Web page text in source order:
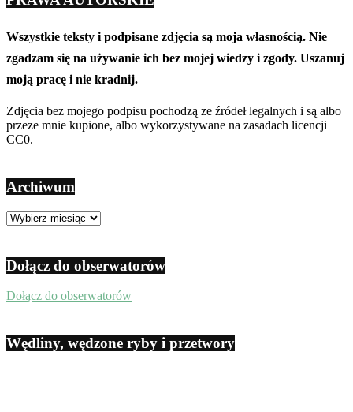
Wszystkie teksty i podpisane zdjęcia są moja własnością. Nie
zgadzam się na używanie ich bez mojej wiedzy i zgody. Uszanuj
moją pracę i nie kradnij.
Zdjęcia bez mojego podpisu pochodzą ze źródeł legalnych i są albo
przeze mnie kupione, albo wykorzystywane na zasadach licencji
CC0.
Archiwum
Archiwum
Dołącz do obserwatorów
Dołącz do obserwatorów
Wędliny, wędzone ryby i przetwory